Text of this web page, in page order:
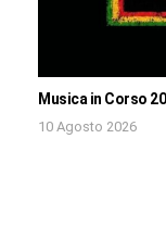
Musica in Corso
10 Agosto 2026